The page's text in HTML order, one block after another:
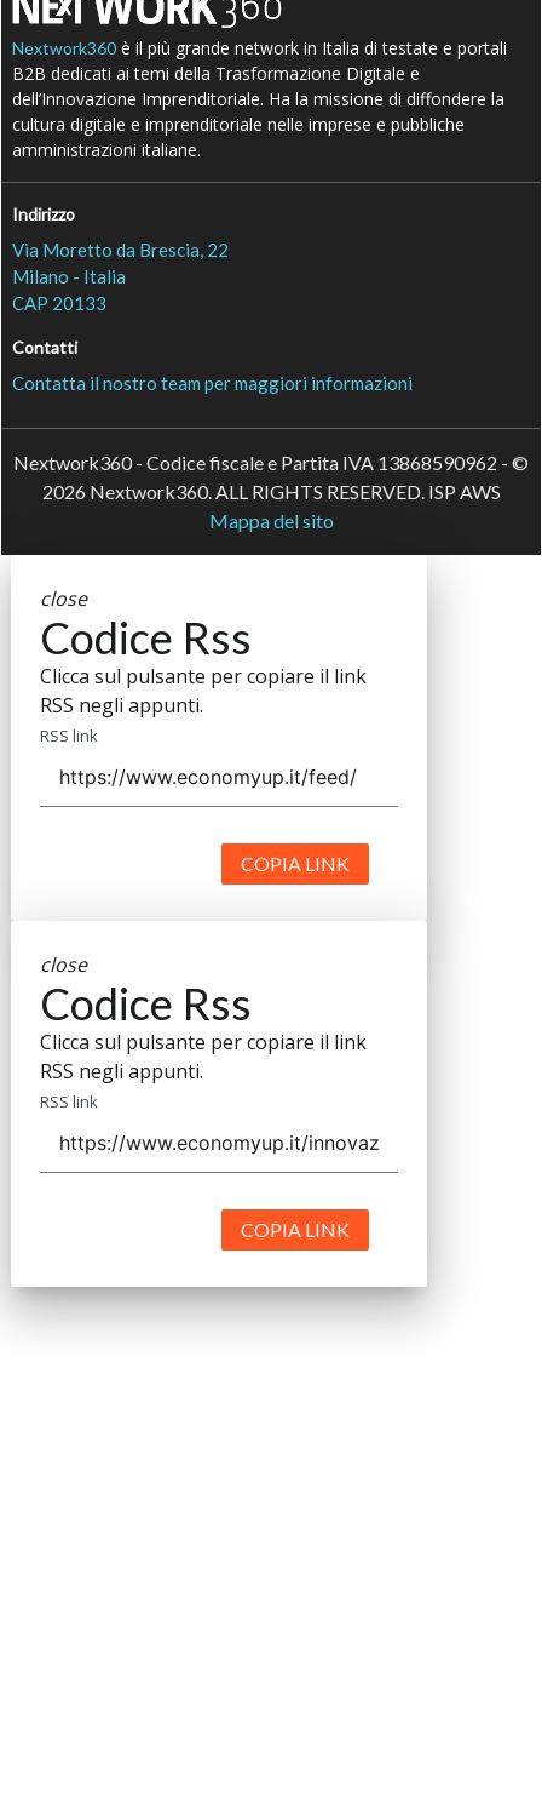
Nextwork360 è il più grande network in Italia di testate e portali
B2B dedicati ai temi della Trasformazione Digitale e
dell’Innovazione Imprenditoriale. Ha la missione di diffondere la
cultura digitale e imprenditoriale nelle imprese e pubbliche
amministrazioni italiane.
Indirizzo
Via Moretto da Brescia, 22
Milano - Italia
CAP 20133
Contatti
Contatta il nostro team per maggiori informazioni
Nextwork360 - Codice fiscale e Partita IVA 13868590962 - ©
2026 Nextwork360. ALL RIGHTS RESERVED. ISP AWS
Mappa del sito
close
Codice Rss
Clicca sul pulsante per copiare il link
RSS negli appunti.
RSS link
COPIA LINK
close
Codice Rss
Clicca sul pulsante per copiare il link
RSS negli appunti.
RSS link
COPIA LINK